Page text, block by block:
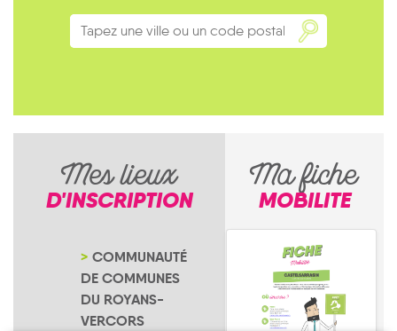
Mes lieux
D'INSCRIPTION
COMMUNAUTÉ
DE COMMUNES
DU ROYANS-
VERCORS
Ma fiche
MOBILITE